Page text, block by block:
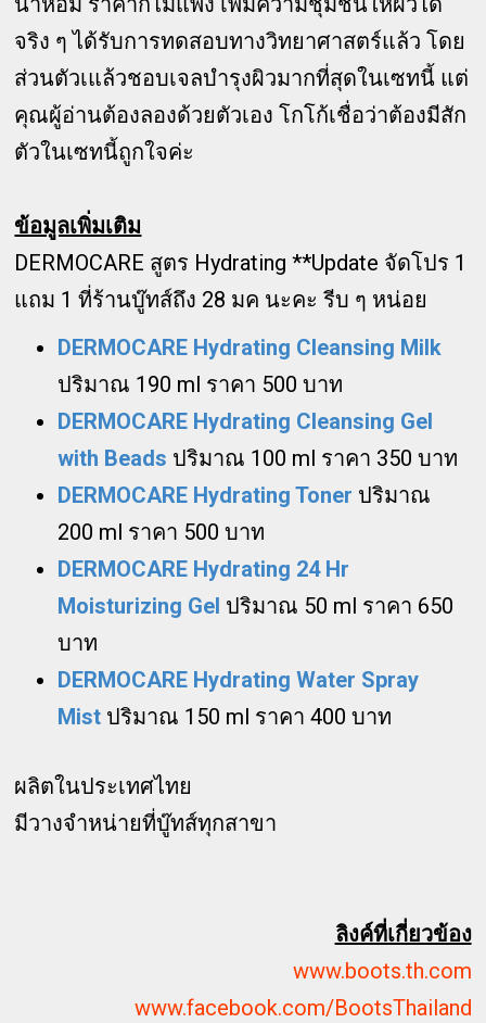
จริง ๆ ได้รับการทดสอบทางวิทยาศาสตร์แล้ว โดย
ส่วนตัวเแล้วชอบเจลบำรุงผิวมากที่สุดในเซทนี้ แต่
คุณผู้อ่านต้องลองด้วยตัวเอง โกโก้เชื่อว่าต้องมีสัก
ตัวในเซทนี้ถูกใจค่ะ
ข้อมูลเพิ่มเติม
DERMOCARE สูตร Hydrating **Update จัดโปร 1
แถม 1 ที่ร้านบู๊ทส์ถึง 28 มค นะคะ รีบ ๆ หน่อย
DERMOCARE Hydrating Cleansing Milk
ปริมาณ 190 ml ราคา 500 บาท
DERMOCARE Hydrating Cleansing Gel
with Beads ปริมาณ 100 ml ราคา 350 บาท
DERMOCARE Hydrating Toner ปริมาณ
200 ml ราคา 500 บาท
DERMOCARE Hydrating 24 Hr
Moisturizing Gel ปริมาณ 50 ml ราคา 650
บาท
DERMOCARE Hydrating Water Spray
Mist ปริมาณ 150 ml ราคา 400 บาท
ผลิตในประเทศไทย
มีวางจำหน่ายที่บู๊ทส์ทุกสาขา
ลิงค์ที่เกี่ยวข้อง
www.boots.th.com
www.facebook.com/BootsThailand